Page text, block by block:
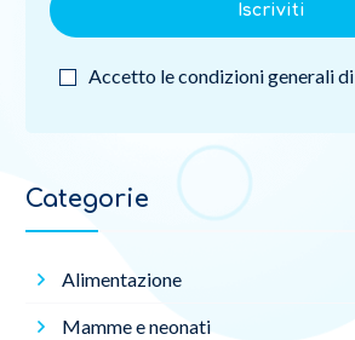
Categorie
Alimentazione
Mamme e neonati
Iscriviti
Accetto le condizioni generali di